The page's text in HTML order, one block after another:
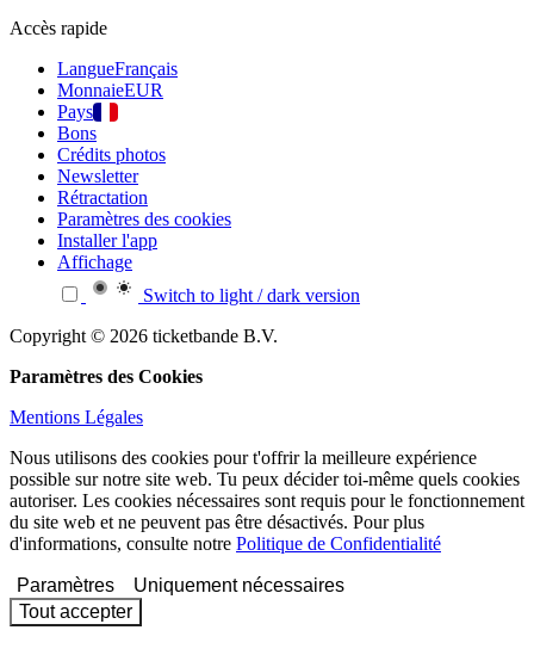
Accès rapide
LangueFrançais
MonnaieEUR
Pays
Bons
Crédits photos
Newsletter
Rétractation
Paramètres des cookies
Installer l'app
Affichage
Switch to light / dark version
Copyright © 2026 ticketbande B.V.
Paramètres des Cookies
Mentions Légales
Nous utilisons des cookies pour t'offrir la meilleure expérience
possible sur notre site web. Tu peux décider toi-même quels cookies
autoriser. Les cookies nécessaires sont requis pour le fonctionnement
du site web et ne peuvent pas être désactivés. Pour plus
d'informations, consulte notre Politique de Confidentialité
Paramètres
Uniquement nécessaires
Tout accepter